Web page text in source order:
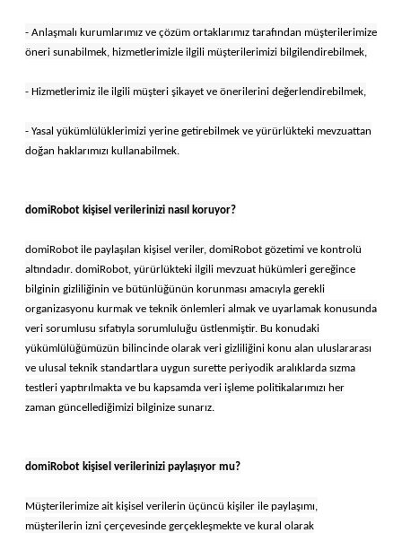
- Anlaşmalı kurumlarımız ve çözüm ortaklarımız tarafından müşterilerimize
öneri sunabilmek, hizmetlerimizle ilgili müşterilerimizi bilgilendirebilmek,
- Hizmetlerimiz ile ilgili müşteri şikayet ve önerilerini değerlendirebilmek,
- Yasal yükümlülüklerimizi yerine getirebilmek ve yürürlükteki mevzuattan
doğan haklarımızı kullanabilmek.
domiRobot kişisel verilerinizi nasıl koruyor?
domiRobot ile paylaşılan kişisel veriler, domiRobot gözetimi ve kontrolü
altındadır. domiRobot, yürürlükteki ilgili mevzuat hükümleri gereğince
bilginin gizliliğinin ve bütünlüğünün korunması amacıyla gerekli
organizasyonu kurmak ve teknik önlemleri almak ve uyarlamak konusunda
veri sorumlusu sıfatıyla sorumluluğu üstlenmiştir. Bu konudaki
yükümlülüğümüzün bilincinde olarak veri gizliliğini konu alan uluslararası
ve ulusal teknik standartlara uygun surette periyodik aralıklarda sızma
testleri yaptırılmakta ve bu kapsamda veri işleme politikalarımızı her
zaman güncellediğimizi bilginize sunarız.
domiRobot kişisel verilerinizi paylaşıyor mu?
Müşterilerimize ait kişisel verilerin üçüncü kişiler ile paylaşımı,
müşterilerin izni çerçevesinde gerçekleşmekte ve kural olarak